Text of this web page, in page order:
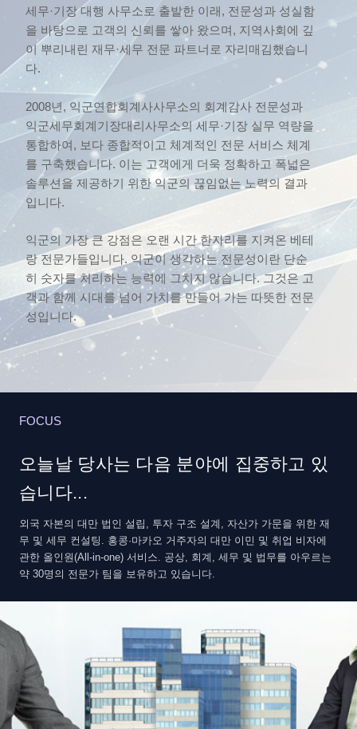
세무·기장 대행 사무소로 출발한 이래, 전문성과 성실함
을 바탕으로 고객의 신뢰를 쌓아 왔으며, 지역사회에 깊
이 뿌리내린 재무·세무 전문 파트너로 자리매김했습니
다.
2008년, 익군연합회계사사무소의 회계감사 전문성과
익군세무회계기장대리사무소의 세무·기장 실무 역량을
통합하여, 보다 종합적이고 체계적인 전문 서비스 체계
를 구축했습니다. 이는 고객에게 더욱 정확하고 폭넓은
솔루션을 제공하기 위한 익군의 끊임없는 노력의 결과
입니다.
익군의 가장 큰 강점은 오랜 시간 한자리를 지켜온 베테
랑 전문가들입니다. 익군이 생각하는 전문성이란 단순
히 숫자를 처리하는 능력에 그치지 않습니다. 그것은 고
객과 함께 시대를 넘어 가치를 만들어 가는 따뜻한 전문
성입니다.
FOCUS
오늘날 당사는 다음 분야에 집중하고 있
습니다...
외국 자본의 대만 법인 설립, 투자 구조 설계, 자산가 가문을 위한 재
무 및 세무 컨설팅. 홍콩·마카오 거주자의 대만 이민 및 취업 비자에
관한 올인원(All-in-one) 서비스. 공상, 회계, 세무 및 법무를 아우르는
약 30명의 전문가 팀을 보유하고 있습니다.